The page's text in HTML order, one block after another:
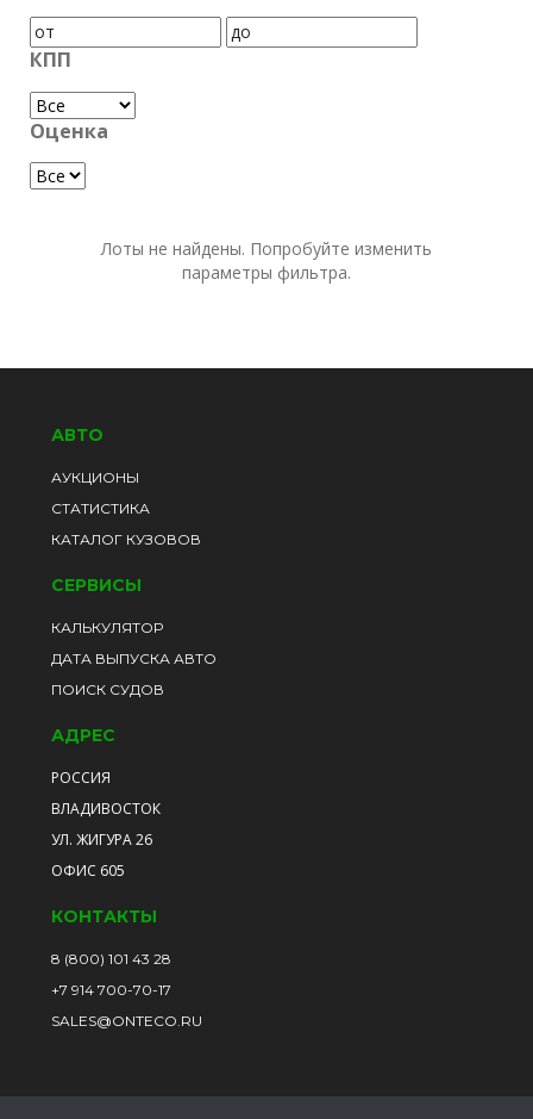
КПП
Оценка
Лоты не найдены. Попробуйте изменить
параметры фильтра.
АВТО
АУКЦИОНЫ
СТАТИСТИКА
КАТАЛОГ КУЗОВОВ
СЕРВИСЫ
КАЛЬКУЛЯТОР
ДАТА ВЫПУСКА АВТО
ПОИСК СУДОВ
АДРЕС
РОССИЯ
ВЛАДИВОСТОК
УЛ. ЖИГУРА 26
ОФИС 605
КОНТАКТЫ
8 (800) 101 43 28
+7 914 700-70-17
SALES@ONTECO.RU